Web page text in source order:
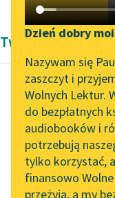
Katalog DAISY
Podkasty o książkach
Aktualności
„Prokurator Alicja
do słuchania
Byliśmy częścią AI
Lab
Zapraszamy na
online z tłumaczkami
Dzień dobry
Nazywam się
zaszczyt i
Wolnych Lektur.
do bezpłatnych
audiobooków i
potrzebują
tylko korzystać,
finansowo
przeżyją, a my
Twórczość